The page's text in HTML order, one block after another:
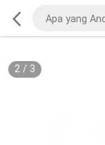
2/ 3